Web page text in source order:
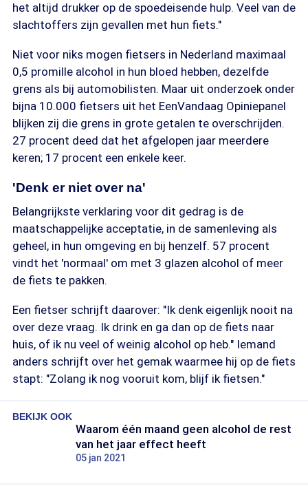
het altijd drukker op de spoedeisende hulp. Veel van de
slachtoffers zijn gevallen met hun fiets."
Niet voor niks mogen fietsers in Nederland maximaal
0,5 promille alcohol in hun bloed hebben, dezelfde
grens als bij automobilisten. Maar uit onderzoek onder
bijna 10.000 fietsers uit het EenVandaag Opiniepanel
blijken zij die grens in grote getalen te overschrijden.
27 procent deed dat het afgelopen jaar meerdere
keren; 17 procent een enkele keer.
'Denk er niet over na'
Belangrijkste verklaring voor dit gedrag is de
maatschappelijke acceptatie, in de samenleving als
geheel, in hun omgeving en bij henzelf. 57 procent
vindt het 'normaal' om met 3 glazen alcohol of meer
de fiets te pakken.
Een fietser schrijft daarover: "Ik denk eigenlijk nooit na
over deze vraag. Ik drink en ga dan op de fiets naar
huis, of ik nu veel of weinig alcohol op heb." Iemand
anders schrijft over het gemak waarmee hij op de fiets
stapt: "Zolang ik nog vooruit kom, blijf ik fietsen."
BEKIJK OOK
Waarom één maand geen alcohol de rest
van het jaar effect heeft
05 jan 2021